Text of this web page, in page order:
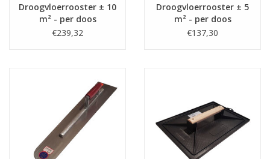
Droogvloerrooster ± 10
m² - per doos
€239,32
Droogvloerrooster ± 5
m² - per doos
€137,30